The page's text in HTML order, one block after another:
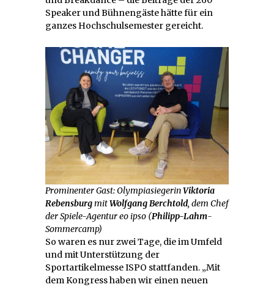
Speaker und Bühnengäste hätte für ein
ganzes Hochschulsemester gereicht.
Prominenter Gast: OlympiasiegerinViktoria
RebensburgmitWolfgang Berchtold, dem Chef
der Spiele-Agentur eo ipso (Philipp-Lahm-
Sommercamp)
So waren es nur zwei Tage, die im Umfeld
und mit Unterstützung der
Sportartikelmesse ISPO stattfanden. „Mit
dem Kongress haben wir einen neuen